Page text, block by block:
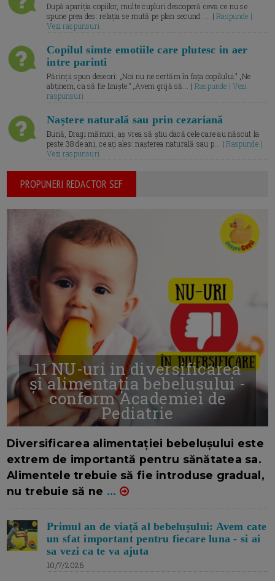
După apariția copiilor, multe cupluri descoperă ceva ce nu se
spune prea des: relația se mută pe plan secund. ... |Raspunde |
Vezi raspunsuri
Copilul simte emotiile care plutesc in aer
intre parinti
Părinții spun deseori: „Noi nu ne certăm în fața copilului.” „Ne
abținem, ca să fie liniște.” „Avem grijă să... | Raspunde | Vezi
raspunsuri
Naștere naturală sau prin cezariană
Bună, Dragi mămici, aș vrea să știu dacă cele care au născut la
peste 38 de ani, ce ați ales: nașterea naturală sau p... |Raspunde |
Vezi raspunsuri
PROPUNERI REDACTOR SEF
11 NU-uri in diversificarea
și alimentația bebelușului -
conform Academiei de
Pediatrie
Diversificarea alimentației bebelușului este
extrem de importantă pentru sănătatea sa.
Alimentele trebuie să fie introduse gradual,
nu trebuie să ne ...
Primul an de viață al bebelușului: Avem cate
un sfat important pentru fiecare luna - si ai
sa vezi ca te va ajuta
10/7/2026